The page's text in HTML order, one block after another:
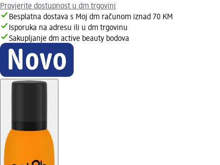
Provjerite dostupnost u dm trgovini
Besplatna dostava s Moj dm računom iznad 70 KM
Isporuka na adresu ili u dm trgovinu
Sakupljanje dm active beauty bodova